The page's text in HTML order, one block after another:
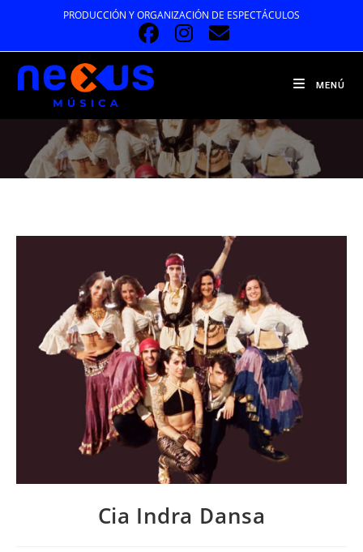
contenido
PRODUCCIÓN Y ORGANIZACIÓN DE ESPECTÁCULOS
MENÚ
Cia Indra Dansa